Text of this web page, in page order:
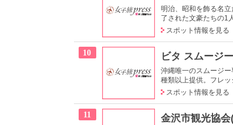
明治、昭和を飾る名
了された文豪たちの1
スポット情報を見る
10 ビタ スムージ
沖縄唯一のスムージ
種類以上提供。フレ
スポット情報を見る
11 金沢市観光協